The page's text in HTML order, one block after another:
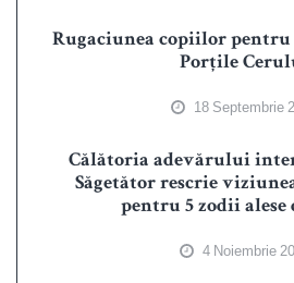
Rugaciunea copiilor
Porțile
18 Septembrie
Călătoria adevărului
Săgetător rescrie
pentru 5 zodii alese
4 Noiembrie